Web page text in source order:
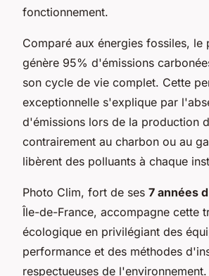
fonctionnement.
Comparé aux énergies fossiles, le
génère 95% d'émissions
son cycle de vie complet. Cette
exceptionnelle s'explique par
d'émissions lors de la production
contrairement au charbon ou au
libèrent des polluants à chaque
Photo Clim, fort de ses 7 années
Île-de-France, accompagne cette
écologique en privilégiant des
performance et des méthodes
respectueuses de